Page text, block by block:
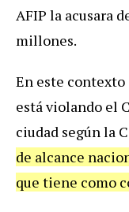
AFIP la acusara
millones.
En este contexto
estáviolando el C
ciudad segúnla C
de alcance
que tiene como